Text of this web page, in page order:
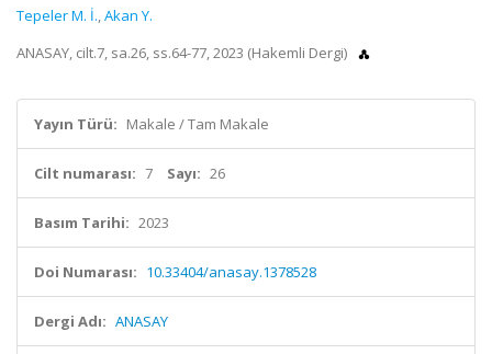
Tepeler M. İ.,Akan Y.
ANASAY, cilt.7, sa.26, ss.64-77, 2023 (Hakemli Dergi)
Yayın Türü: Makale / Tam Makale
Cilt numarası: 7 Sayı: 26
Basım Tarihi: 2023
Doi Numarası: 10.33404/anasay.1378528
Dergi Adı: ANASAY